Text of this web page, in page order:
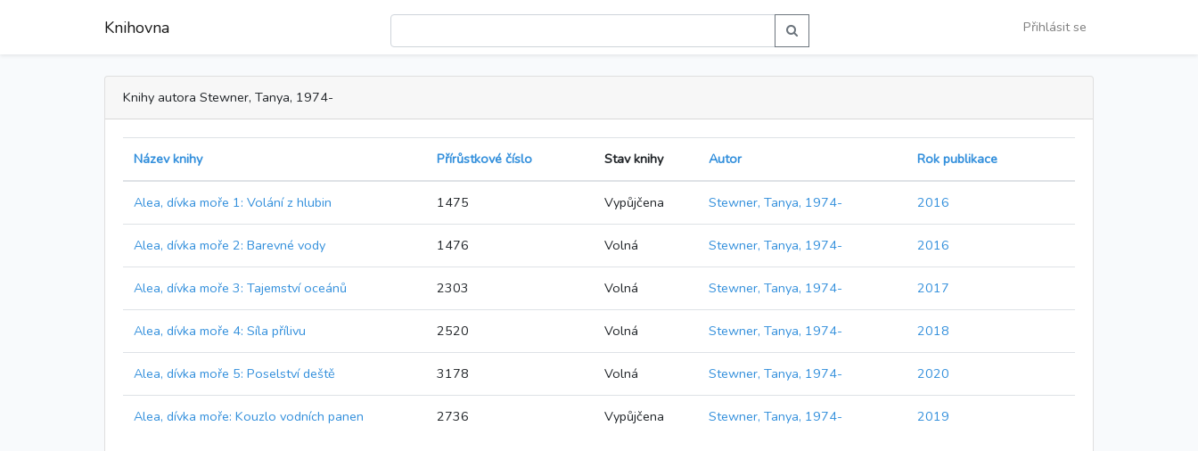
Knihovna Přihlásit se
Knihy autora Stewner, Tanya, 1974-
Název knihy Přírůstkové číslo Stav knihy Autor Rok publikace
Alea, dívka moře 1: Volání z hlubin 1475 Vypůjčena Stewner, Tanya, 1974- 2016
Alea, dívka moře 2: Barevné vody 1476 Volná Stewner, Tanya, 1974- 2016
Alea, dívka moře 3: Tajemství oceánů 2303 Volná Stewner, Tanya, 1974- 2017
Alea, dívka moře 4: Síla přílivu 2520 Volná Stewner, Tanya, 1974- 2018
Alea, dívka moře 5: Poselství deště 3178 Volná Stewner, Tanya, 1974- 2020
Alea, dívka moře: Kouzlo vodních panen 2736 Vypůjčena Stewner, Tanya, 1974- 2019